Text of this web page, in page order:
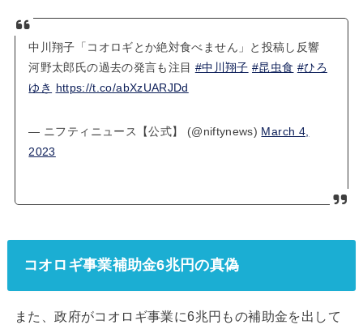
中川翔子「コオロギとか絶対食べません」と投稿し反響
河野太郎氏の過去の発言も注目 #中川翔子 #昆虫食 #ひろ
ゆき https://t.co/abXzUARJDd
— ニフティニュース【公式】 (@niftynews) March 4,
2023
コオロギ事業補助金6兆円の真偽
また、政府がコオロギ事業に6兆円もの補助金を出して